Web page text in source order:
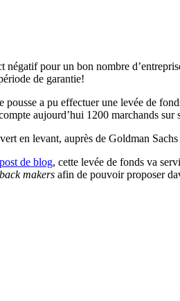
pour un bon nombre
de garantie!
a pu effectuer une levée de
aujourd’hui 1200 marchands
en levant, auprès de Goldman
de blog, cette levée de fonds va
back makers afin de pouvoir proposer